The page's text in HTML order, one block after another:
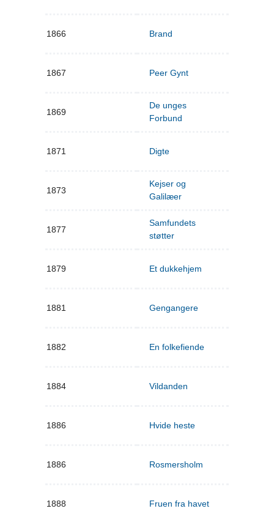
1866 Brand
1867 Peer Gynt
1869
De unges
Forbund
1871 Digte
1873
Kejser og
Galilæer
1877
Samfundets
støtter
1879 Et dukkehjem
1881 Gengangere
1882 En folkefiende
1884 Vildanden
1886 Hvide heste
1886 Rosmersholm
1888 Fruen fra havet